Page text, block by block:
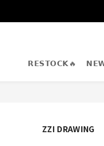
𝗥𝗘𝗦𝗧𝗢𝗖𝗞🔥
ZZI DRAWING